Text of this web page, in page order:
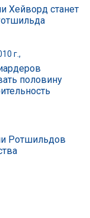
Хейворд станет
г.,
половину
Ротшильдов